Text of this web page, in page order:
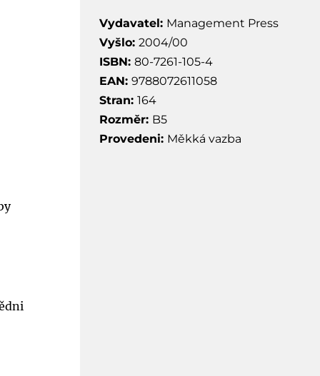
Vydavatel: Management Press
Vyšlo: 2004/00
ISBN: 80-7261-105-4
EAN: 9788072611058
Stran: 164
Rozměr: B5
Provedeni: Měkká vazba